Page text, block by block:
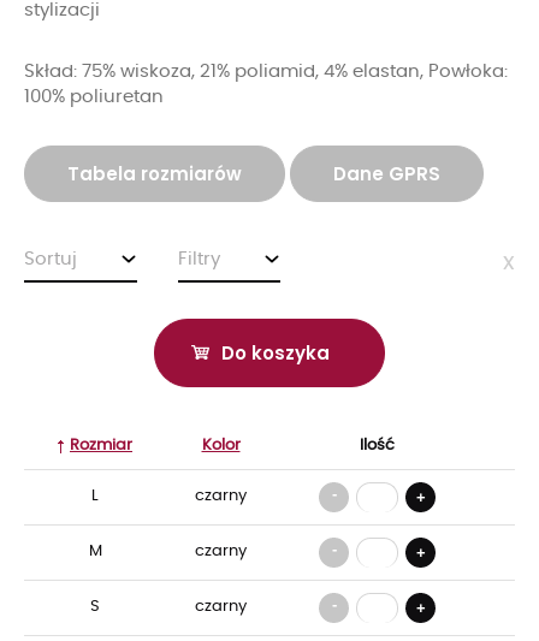
stylizacji
Skład: 75% wiskoza, 21% poliamid, 4% elastan, Powłoka:
100% poliuretan
Tabela rozmiarów Dane GPRS
Sortuj Filtry x
Do koszyka
Rozmiar Kolor Ilość
L czarny - +
M czarny - +
S czarny - +